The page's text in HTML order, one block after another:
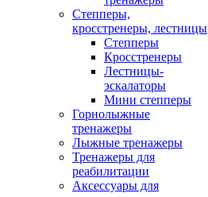
Степперы,
кросстренеры, лестницы
Степперы
Кросстренеры
Лестницы-
эскалаторы
Мини степперы
Горнолыжные
тренажеры
Лыжные тренажеры
Тренажеры для
реабилитации
Аксессуары для